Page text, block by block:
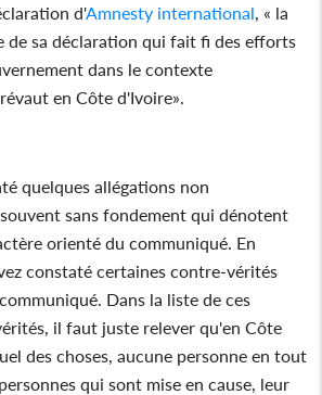
d'Amnesty international, « la
de sa déclaration qui fait fi des efforts
dans le contexte
en Côte d'Ivoire».
quelques allégations non
sans fondement qui dénotent
orienté du communiqué. En
constaté certaines contre-vérités
Dans la liste de ces
il faut juste relever qu'en Côte
des choses, aucune personne en tout
qui sont mise en cause, leur